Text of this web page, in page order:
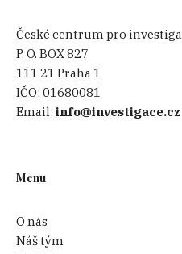
České centrum pro
P. O. BOX 827
111 21 Praha 1
IČO:01680081
Email:info@investigace.cz
Menu
O nás
Náš tým